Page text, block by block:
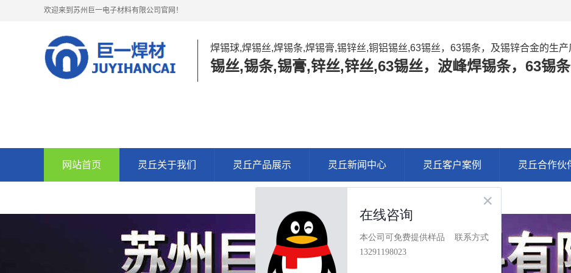
欢迎来到苏州巨一电子材料有限公司官网！
焊锡球,焊锡丝,焊锡条,焊锡膏,锡锌丝,铜铝锡丝,63锡丝，63锡条，及锡锌合金的生产
锡丝,锡条,锡膏,锌丝,锌丝,63锡丝，波峰焊锡条，63锡
网站首页 灵丘关于我们 灵丘产品展示 灵丘新闻中心 灵丘客户案例 灵丘合作伙